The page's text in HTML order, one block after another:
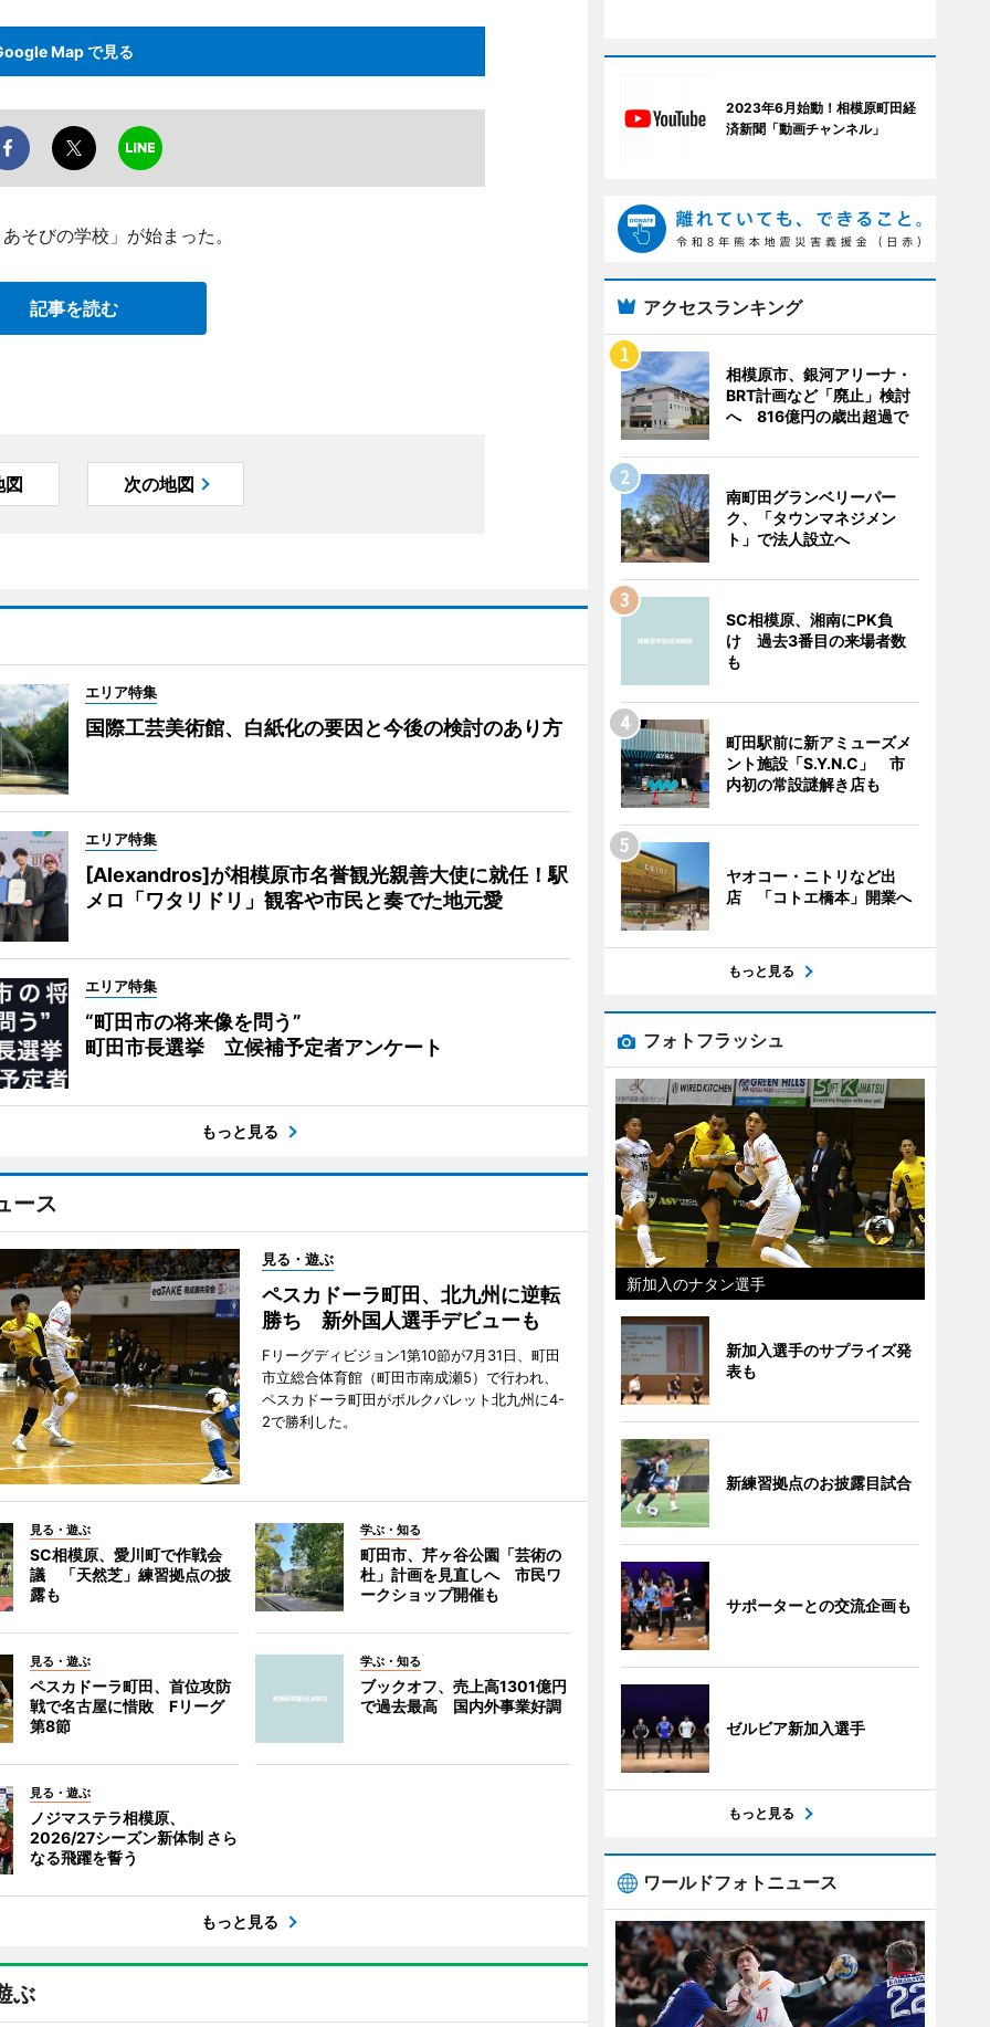
Map で見る
そびの学校」が始まった。
記事を読む
図 次の地図
エリア特集
国際工芸美術館、白紙化の要因と今後の検討のあり方
エリア特集
[Alexandros]が相模原市名誉観光親善大使に就任！駅
メロ「ワタリドリ」観客や市民と奏でた地元愛
エリア特集
“町田市の将来像を問う”
町田市長選挙 立候補予定者アンケート
もっと見る
ース
見る・遊ぶ
ペスカドーラ町田、北九州に逆転
勝ち 新外国人選手デビューも
Fリーグディビジョン1第10節が7月31日、町田
市立総合体育館（町田市南成瀬5）で行われ、
ペスカドーラ町田がボルクバレット北九州に4-
2で勝利した。
見る・遊ぶ
SC相模原、愛川町で作戦会
議 「天然芝」練習拠点の披
露も
学ぶ・知る
町田市、芹ヶ谷公園「芸術の
杜」計画を見直しへ 市民ワ
ークショップ開催も
見る・遊ぶ
ペスカドーラ町田、首位攻防
戦で名古屋に惜敗 Fリーグ
第8節
学ぶ・知る
ブックオフ、売上高1301億円
で過去最高 国内外事業好調
見る・遊ぶ
ノジマステラ相模原、
2026/27シーズン新体制 さら
なる飛躍を誓う
もっと見る
ぶ
2023年6月始動！相模原町田経
済新聞「動画チャンネル」
アクセスランキング
相模原市、銀河アリーナ・
BRT計画など「廃止」検討
へ 816億円の歳出超過で
南町田グランベリーパー
ク、「タウンマネジメン
ト」で法人設立へ
SC相模原、湘南にPK負
け 過去3番目の来場者数
も
町田駅前に新アミューズメ
ント施設「S.Y.N.C」 市
内初の常設謎解き店も
ヤオコー・ニトリなど出
店 「コトエ橋本」開業へ
もっと見る
フォトフラッシュ
新加入のナタン選手
新加入選手のサプライズ発
表も
新練習拠点のお披露目試合
サポーターとの交流企画も
ゼルビア新加入選手
もっと見る
ワールドフォトニュース